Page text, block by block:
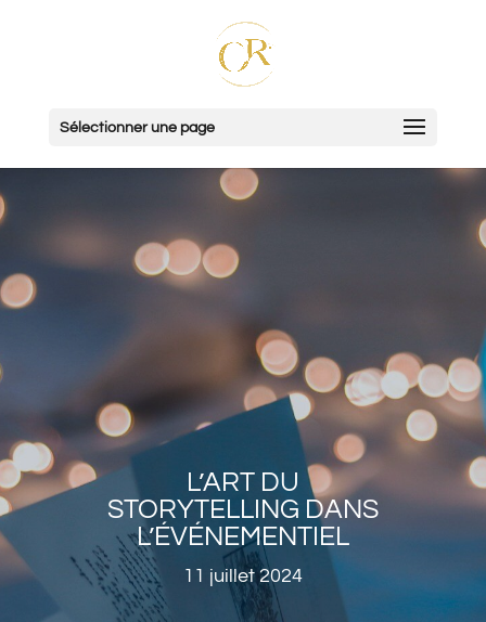
Sélectionner une page
L’ART DU
STORYTELLING DANS
L’ÉVÉNEMENTIEL
11 juillet 2024